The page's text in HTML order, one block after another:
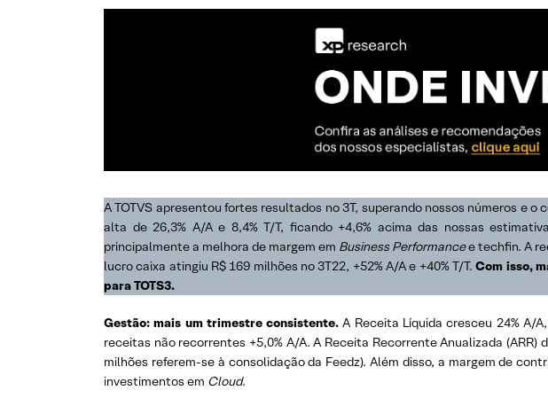
A TOTVS apresentou fortes resultados no 3T, superando nossos números e
alta de 26,3% A/A e 8,4% T/T, ficando +4,6% acima das nossas
principalmente a melhora de margem em Business Performancee techfin. A
lucro caixa atingiu R$ 169 milhões no 3T22, +52% A/A e +40% T/T. Com isso,
para TOTS3.
Gestão: mais um trimestre consistente. A Receita Líquida cresceu 24% A/
receitas não recorrentes +5,0% A/A. A Receita Recorrente Anualizada
milhões referem-se à consolidação da Feedz). Além disso, a margem de
investimentos em Cloud.